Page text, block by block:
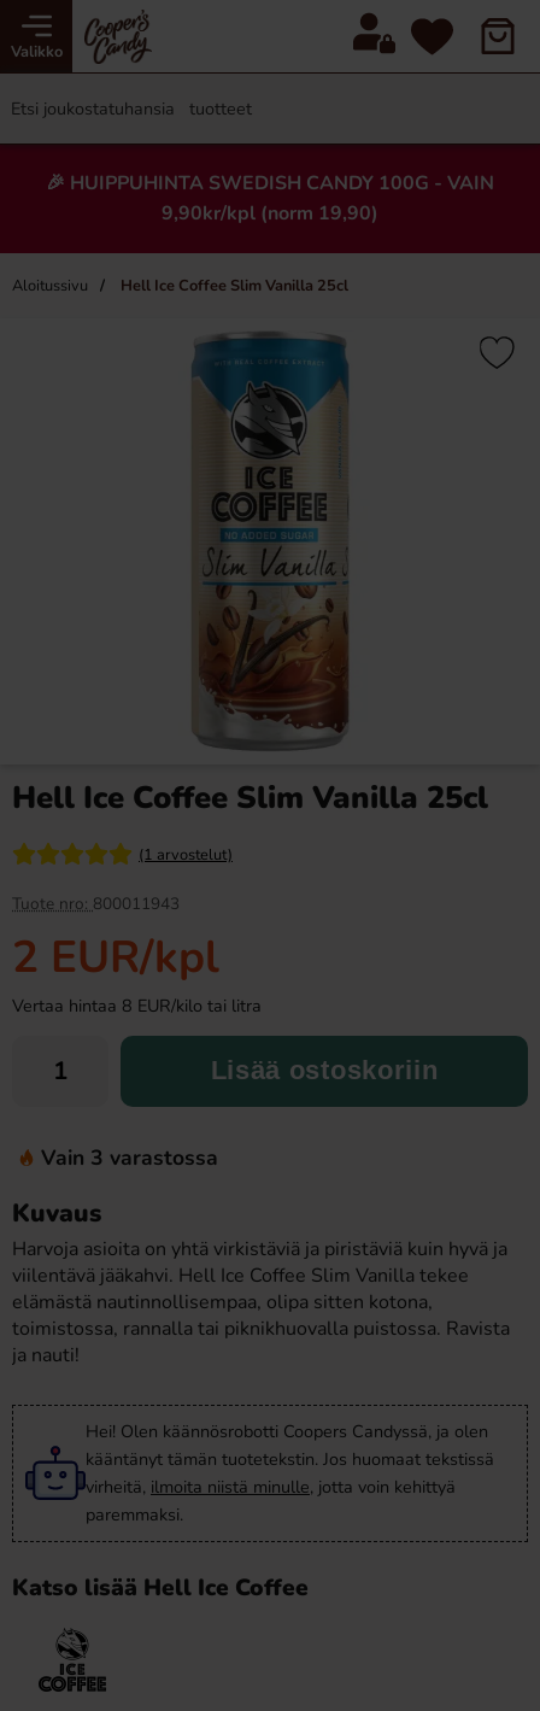
Valikko
🎉 HUIPPUHINTA SWEDISH CANDY 100G - VAIN
9,90kr/kpl (norm 19,90)
Aloitussivu Hell Ice Coffee Slim Vanilla 25cl
×
Fazer Viol Tablettipussi 38g Fanta Crimson Cherry 50cl
Hell Ice Coffee Slim Vanilla 25cl
(1 arvostelut)
Tuote nro: 800011943
2 EUR/kpl
Vertaa hintaa 8 EUR/kilo tai litra
Lisää ostoskoriin
Vain 3 varastossa
Kuvaus
Harvoja asioita on yhtä virkistäviä ja piristäviä kuin hyvä ja
viilentävä jääkahvi. Hell Ice Coffee Slim Vanilla tekee
elämästä nautinnollisempaa, olipa sitten kotona,
toimistossa, rannalla tai piknikhuovalla puistossa. Ravista
ja nauti!
Hei! Olen käännösrobotti Coopers Candyssä, ja olen
kääntänyt tämän tuotetekstin. Jos huomaat tekstissä
virheitä, ilmoita niistä minulle, jotta voin kehittyä
paremmaksi.
Katso lisää Hell Ice Coffee